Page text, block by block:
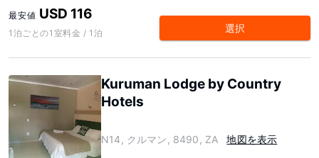
最安値 USD 116
1泊ごとの1室料金 / 1泊 選択
Kuruman Lodge by Country
Hotels
N14, クルマン, 8490, ZA 地図を表示